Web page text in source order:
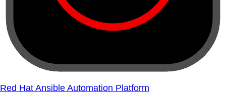
Red Hat Ansible Automation Platform